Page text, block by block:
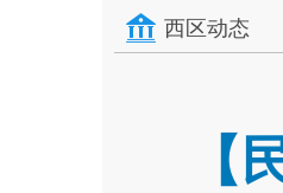
西区动态
【